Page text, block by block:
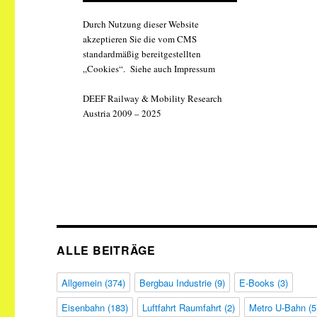
Durch Nutzung dieser Website
akzeptieren Sie die vom CMS
standardmäßig bereitgestellten
„Cookies“. Siehe auch Impressum
DEEF Railway & Mobility Research
Austria 2009 – 2025
ALLE BEITRÄGE
Allgemein (374) Bergbau Industrie (9) E-Books (3)
Eisenbahn (183) Luftfahrt Raumfahrt (2) Metro U-Bahn